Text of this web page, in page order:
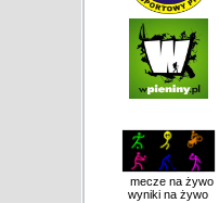
mecze na żywo
wyniki na żywo